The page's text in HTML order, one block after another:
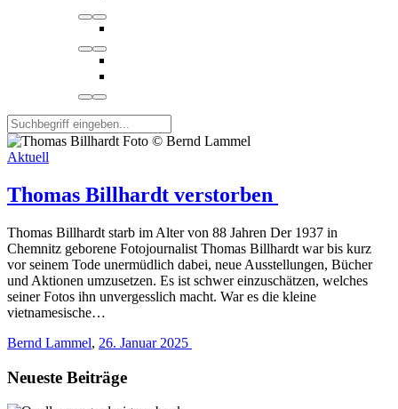
Aktuell
Thomas Billhardt verstorben
Thomas Billhardt starb im Alter von 88 Jahren Der 1937 in
Chemnitz geborene Fotojournalist Thomas Billhardt war bis kurz
vor seinem Tode unermüdlich dabei, neue Ausstellungen, Bücher
und Aktionen umzusetzen. Es ist schwer einzuschätzen, welches
seiner Fotos ihn unvergesslich macht. War es die kleine
vietnamesische…
Bernd Lammel, 26. Januar 2025
Neueste Beiträge